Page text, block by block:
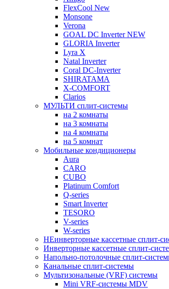
FlexCool New
Monsone
Verona
GOAL DC Inverter NEW
GLORIA Inverter
Lyra X
Natal Inverter
Coral DC-Inverter
SHIRATAMA
X-COMFORT
Clarios
МУЛЬТИ сплит-системы
на 2 комнаты
на 3 комнаты
на 4 комнаты
на 5 комнат
Мобильные кондиционеры
Aura
CARO
CUBO
Platinum Comfort
Q-series
Smart Inverter
TESORO
V-series
W-series
НЕинверторные кассетные сплит-
Инверторные кассетные сплит-
Напольно-потолочные сплит-
Канальные сплит-системы
Мультизональные (VRF) системы
Mini VRF-системы MDV